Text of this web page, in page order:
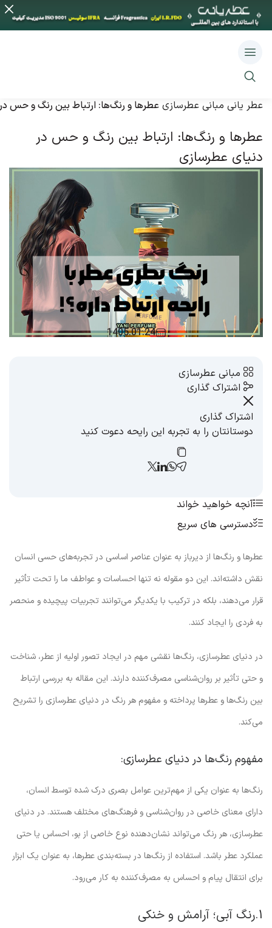
عطر یانی مبانی عطرسازی عطرها و رنگ‌ها: ارتباط بین رنگ و حس
عطرها و رنگ‌ها: ارتباط بین رنگ و حس در
دنیای عطرسازی
1405.01.24
مبانی عطرسازی
اشتراک گذاری
اشتراک گذاری
دوستانتان را به تجربه این رایحه دعوت کنید
آنچه خواهید خواند
دسترسی های سریع
عطرها و رنگ‌ها از دیرباز به عنوان عناصر اساسی در تجربه‌های حسی انسان
نقش داشته‌اند. این دو مقوله نه تنها احساسات و عواطف ما را تحت تأثیر
قرار می‌دهند، بلکه در ترکیب با یکدیگر می‌توانند تجربیات پیچیده و منحصر
به فردی را ایجاد کنند.
در دنیای عطرسازی، رنگ‌ها نقشی مهم در ایجاد تصور اولیه از عطر، شناخت
و حتی تأثیر بر روان‌شناسی مصرف‌کننده دارند. این مقاله به بررسی ارتباط
بین رنگ‌ها و عطرها پرداخته و مفهوم هر رنگ در دنیای عطرسازی را تشریح
می‌کند.
مفهوم رنگ‌ها در دنیای عطرسازی:
رنگ‌ها به عنوان یکی از مهم‌ترین عوامل بصری درک شده توسط انسان،
دارای معنای خاصی در روان‌شناسی و فرهنگ‌های مختلف هستند. در دنیای
عطرسازی، هر رنگ می‌تواند نشان‌دهنده نوع خاصی از بو، احساس یا حتی
عملکرد عطر باشد. استفاده از رنگ‌ها در بسته‌بندی عطرها، به عنوان یک ابزار
برای انتقال پیام و احساس به مصرف‌کننده به کار می‌رود.
1.رنگ آبی؛ آرامش و خنکی